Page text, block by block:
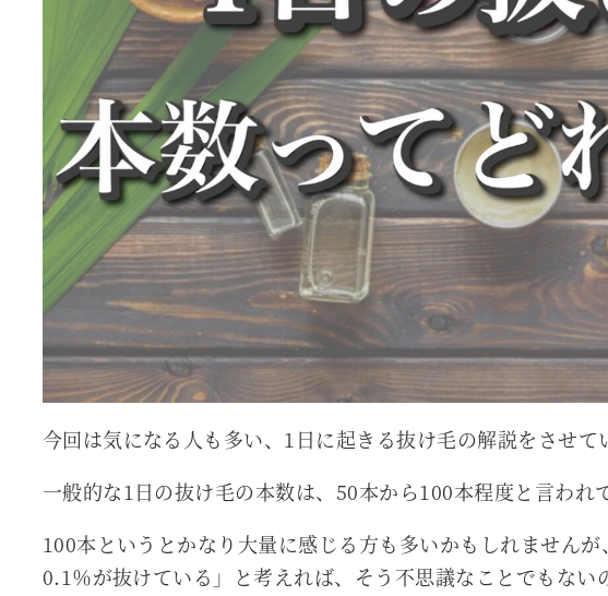
今回は気になる人も多い、1日に起きる抜け毛の解説をさせて
一般的な1日の抜け毛の本数は、50本から100本程度と言われ
100本というとかなり大量に感じる方も多いかもしれません
0.1％が抜けている」と考えれば、そう不思議なことでもない